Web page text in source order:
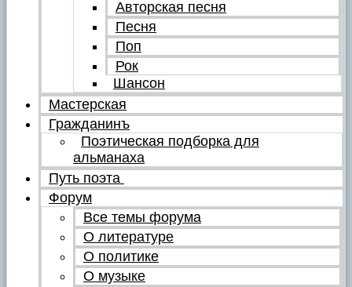
Авторская песня
Песня
Поп
Рок
Шансон
Мастерская
Гражданинъ
Поэтическая подборка для
альманаха
Путь поэта
Форум
Все темы форума
О литературе
О политике
О музыке